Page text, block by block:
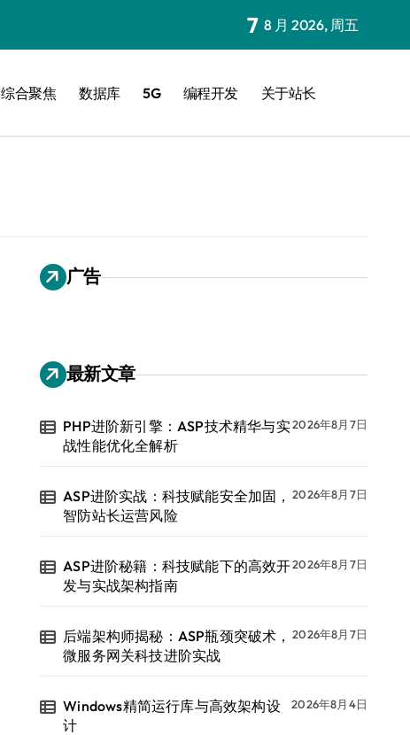
7 8 月 2026, 周五
综合聚焦 数据库 5G 编程开发 关于站长
广告
最新文章
PHP进阶新引擎：ASP技术精华与实
战性能优化全解析
2026年8月7日
ASP进阶实战：科技赋能安全加固，
智防站长运营风险
2026年8月7日
ASP进阶秘籍：科技赋能下的高效开
发与实战架构指南
2026年8月7日
后端架构师揭秘：ASP瓶颈突破术，
微服务网关科技进阶实战
2026年8月7日
Windows精简运行库与高效架构设
计
2026年8月4日